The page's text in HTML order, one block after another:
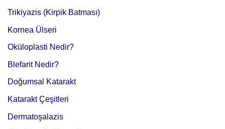
Trikiyazis (Kirpik Batması)
Kornea Ülseri
Oküloplasti Nedir?
Blefarit Nedir?
Doğumsal Katarakt
Katarakt Çeşitleri
Dermatoşalazis